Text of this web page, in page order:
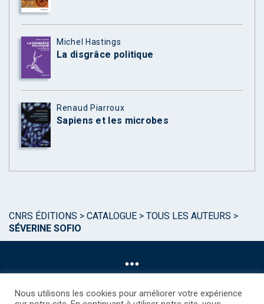
Michel Hastings
La disgrâce politique
Renaud Piarroux
Sapiens et les microbes
CNRS ÉDITIONS > CATALOGUE > TOUS LES AUTEURS >
SÉVERINE SOFIO
Nous utilisons les cookies pour améliorer votre expérience